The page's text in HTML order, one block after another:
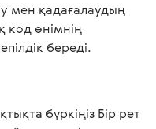
мен қадағалаудың
код өнімнің
береді.
бүркіңіз Бір рет